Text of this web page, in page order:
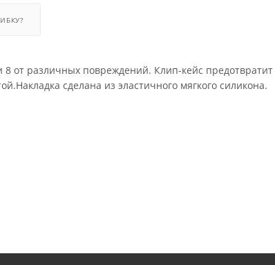
от различных повреждений. Клип-кейс предотвратит
сделана из эластичного мягкого силикона.